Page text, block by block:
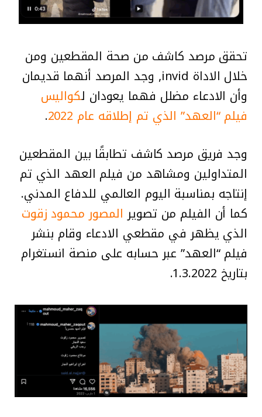
تحقق مرصد كاشف من صحة المقطعين ومن
خلال الاداة invid, وجد المرصد أنهما قديمان
وأن الادعاء مضلل فهما يعودان لكواليس
فيلم “العهد” الذي تم إطلاقه عام 2022
.
وجد فريق مرصد كاشف تطابقًا بين المقطعين
المتداولين ومشاهد من فيلم العهد الذي تم
إنتاجه بمناسبة اليوم العالمي للدفاع المدني.
كما أن الفيلم من تصوير المصور محمود زقوت
الذي يظهر في مقطعي الادعاء وقام بنشر
فيلم “العهد” عبر حسابه على منصة انستغرام
بتاريخ 1.3.2022.